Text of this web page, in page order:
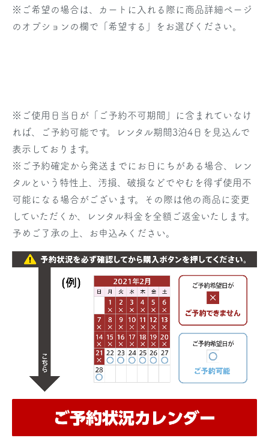
※ご希望の場合は、カートに入れる際に商品詳細ページ
のオプションの欄で「希望する」をお選びください。
※ ご使用日当日 が「ご予約不可期間」に含まれていなけ
れば、ご予約可能です。レンタル期間3泊4日を見込んで
表示しております。
※ご予約確定から発送までにお日にちがある場合、レン
タルという特性上、汚損、破損などでやむを得ず使用不
可能になる場合がございます。その際は他の商品に変更
していただくか、レンタル料金を全額ご返金いたします。
予めご了承の上、お申込みください。